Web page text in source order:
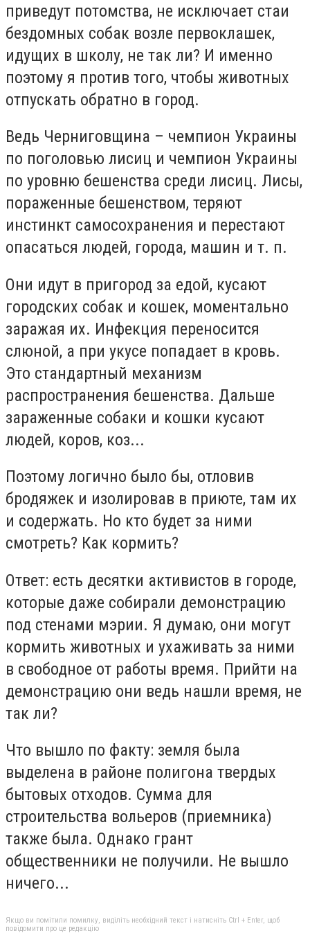
приведут потомства, не исключает стаи
бездомных собак возле первоклашек,
идущих в школу, не так ли? И именно
поэтому я против того, чтобы животных
отпускать обратно в город.
Ведь Черниговщина – чемпион Украины
по поголовью лисиц и чемпион Украины
по уровню бешенства среди лисиц. Лисы,
пораженные бешенством, теряют
инстинкт самосохранения и перестают
опасаться людей, города, машин и т. п.
Они идут в пригород за едой, кусают
городских собак и кошек, моментально
заражая их. Инфекция переносится
слюной, а при укусе попадает в кровь.
Это стандартный механизм
распространения бешенства. Дальше
зараженные собаки и кошки кусают
людей, коров, коз...
Поэтому логично было бы, отловив
бродяжек и изолировав в приюте, там их
и содержать. Но кто будет за ними
смотреть? Как кормить?
Ответ: есть десятки активистов в городе,
которые даже собирали демонстрацию
под стенами мэрии. Я думаю, они могут
кормить животных и ухаживать за ними
в свободное от работы время. Прийти на
демонстрацию они ведь нашли время, не
так ли?
Что вышло по факту: земля была
выделена в районе полигона твердых
бытовых отходов. Сумма для
строительства вольеров (приемника)
также была. Однако грант
общественники не получили. Не вышло
ничего...
Якщо ви помітили помилку, виділіть необхідний текст і натисніть Ctrl + Enter, щоб
повідомити про це редакцію